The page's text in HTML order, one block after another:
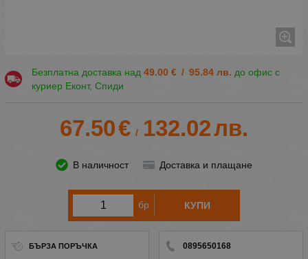
Безплатна доставка над 49.00 € / 95.84 лв. до офис с
куриер Еконт, Спиди
67.50€ / 132.02лв.
В наличност Доставка и плащане
бр КУПИ
БЪРЗА ПОРЪЧКА 0895650168